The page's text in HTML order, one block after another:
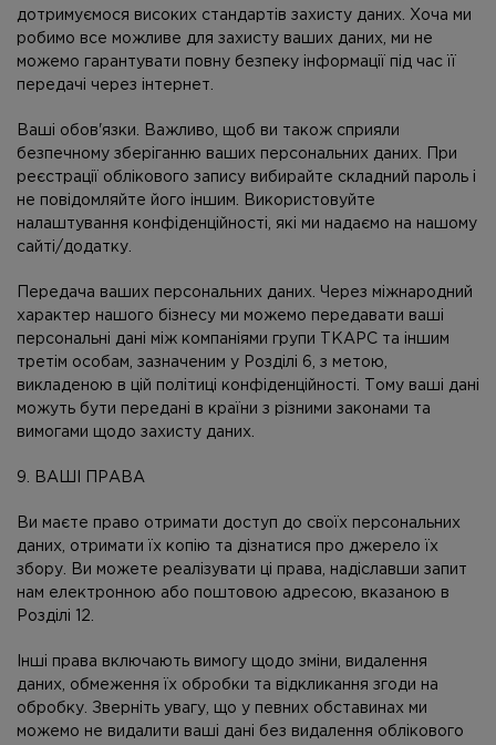
дотримуємося високих стандартів захисту даних. Хоча ми
робимо все можливе для захисту ваших даних, ми не
можемо гарантувати повну безпеку інформації під час її
передачі через інтернет.
Ваші обов'язки. Важливо, щоб ви також сприяли
безпечному зберіганню ваших персональних даних. При
реєстрації облікового запису вибирайте складний пароль і
не повідомляйте його іншим. Використовуйте
налаштування конфіденційності, які ми надаємо на нашому
сайті/додатку.
Передача ваших персональних даних.
Через міжнародний
характер нашого бізнесу ми можемо передавати ваші
персональні дані між компаніями групи ТКАРС та іншим
третім особам, зазначеним у Розділі 6, з метою,
викладеною в цій політиці конфіденційності. Тому ваші дані
можуть бути передані в країни з різними законами та
вимогами щодо захисту даних.
9. ВАШІ ПРАВА
Ви маєте право отримати доступ до своїх персональних
даних, отримати їх копію та дізнатися про джерело їх
збору. Ви можете реалізувати ці права, надіславши запит
нам електронною або поштовою адресою, вказаною в
Розділі 12.
Інші права включають вимогу щодо зміни, видалення
даних, обмеження їх обробки та відкликання згоди на
обробку. Зверніть увагу, що у певних обставинах ми
можемо не видалити ваші дані без видалення облікового